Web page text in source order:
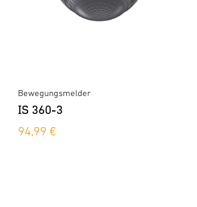
Bewegungsmelder
IS 360-3
94,99 €